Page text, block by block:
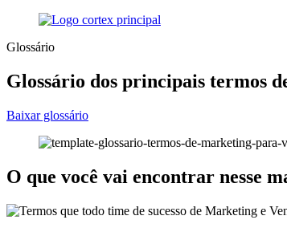
Glossário
Glossário dos principais termos
Baixar glossário
O que você vai encontrar nesse